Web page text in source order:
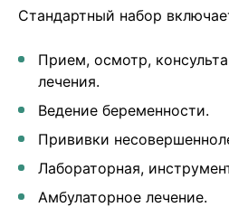
Стандартный набор
Прием, осмотр,
лечения.
Ведение беременности.
Прививки
Лабораторная,
Амбулаторное лечение.